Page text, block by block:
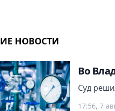
НОВОСТИ
Во
Суд
17:56, 7